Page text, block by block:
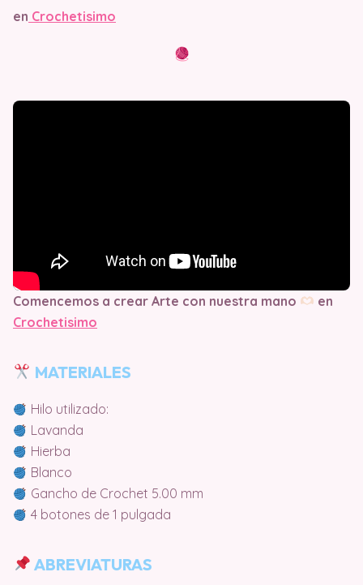
en Crochetisimo
Comencemos a crear Arte con nuestra mano
en
Crochetisimo
MATERIALES
Hilo utilizado:
Lavanda
Hierba
Blanco
Gancho de Crochet 5.00 mm
4 botones de 1 pulgada
ABREVIATURAS